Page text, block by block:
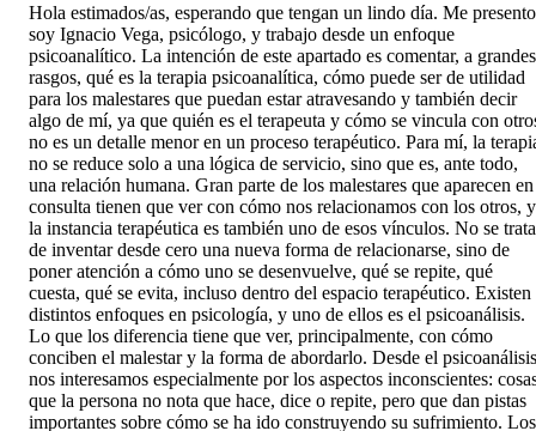
Hola estimados/as, esperando que tengan un lindo día. Me
soy Ignacio Vega, psicólogo, y trabajo desde un enfoque
psicoanalítico. La intención de este apartado es comentar, a grandes
rasgos, qué es la terapia psicoanalítica, cómo puede ser de utilidad
para los malestares que puedan estar atravesando y también decir
algo de mí, ya que quién es el terapeuta y cómo se vincula con
no es un detalle menor en un proceso terapéutico. Para mí, la
no se reduce solo a una lógica de servicio, sino que es, ante todo,
una relación humana. Gran parte de los malestares que aparecen en
consulta tienen que ver con cómo nos relacionamos con los otros, y
la instancia terapéutica es también uno de esos vínculos. No se trata
de inventar desde cero una nueva forma de relacionarse, sino de
poner atención a cómo uno se desenvuelve, qué se repite, qué
cuesta, qué se evita, incluso dentro del espacio terapéutico. Existen
distintos enfoques en psicología, y uno de ellos es el psicoanálisis.
Lo que los diferencia tiene que ver, principalmente, con cómo
conciben el malestar y la forma de abordarlo. Desde el psicoanálisis
nos interesamos especialmente por los aspectos inconscientes:
que la persona no nota que hace, dice o repite, pero que dan pistas
importantes sobre cómo se ha ido construyendo su sufrimiento. Los